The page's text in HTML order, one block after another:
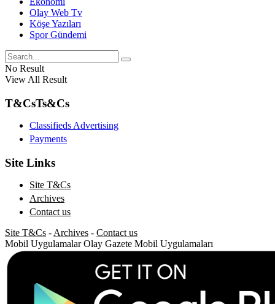
Olay Web Tv
Köşe Yazıları
Spor Gündemi
No Result
View All Result
T&CsTs&Cs
Classifieds Advertising
Payments
Site Links
Site T&Cs
Archives
Contact us
Site T&Cs - Archives - Contact us
Mobil Uygulamalar Olay Gazete Mobil Uygulamaları